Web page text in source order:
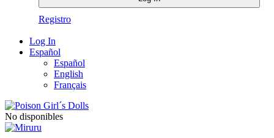
Registro
Log In
Español
Español
English
Français
No disponibles